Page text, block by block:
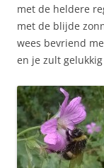
met de heldere
met de blijde
wees bevriend
en je zult gelukkig